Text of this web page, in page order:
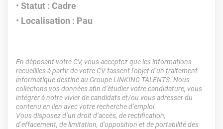
Statut : Cadre
Localisation : Pau
En déposant votre CV, vous acceptez que les informations
recueillies à partir de votre CV fassent l’objet d’un traitement
informatique destiné au Groupe LINKING TALENTS. Nous
collectons vos données afin d’étudier votre candidature, vous
intégrer à notre vivier de candidats et/ou vous adresser du
contenu en lien avec votre recherche d’emploi.
Vous disposez d’un droit d’accès, de rectification,
d’effacement, de limitation, d’opposition et de portabilité des